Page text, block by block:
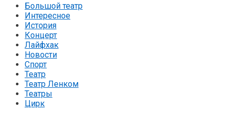
Большой театр
Интересное
История
Концерт
Лайфхак
Новости
Спорт
Театр
Театр Ленком
Театры
Цирк